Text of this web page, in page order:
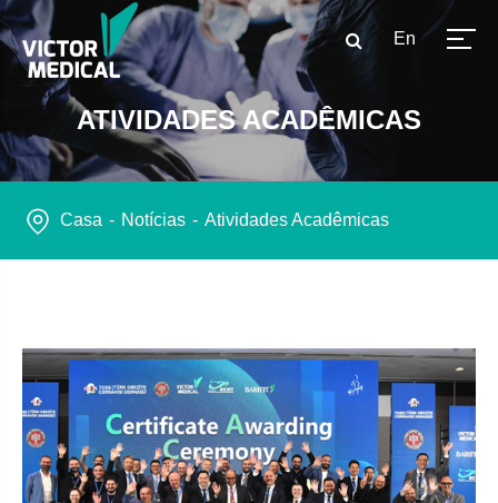
En
ATIVIDADES ACADÊMICAS
Casa Notícias Atividades Acadêmicas